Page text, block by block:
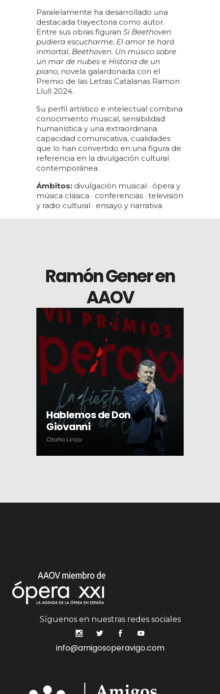
Paralelamente ha desarrollado una
destacada trayectoria como autor.
Entre sus obras figuran Si Beethoven
pudiera escucharme, El amor te hará
inmortal, Beethoven. Un músico sobre
un mar de nubes e Historia de un
piano, novela galardonada con el
Premio de las Letras Catalanas Ramon
Llull 2024.
Su perfil artístico e intelectual combina
conocimiento musical, sensibilidad
humanística y una extraordinaria
capacidad comunicativa, cualidades
que lo han convertido en una figura de
referencia en la divulgación cultural
contemporánea.
Ámbitos: divulgación musical · ópera y
música clásica · conferencias · televisión
y radio cultural · ensayo y narrativa
Ramón Gener en
AAOV
Hablemos de Don
Giovanni
Otoño Lírico
Síguenos en nuestras redes sociales
info@amigosoperavigo.com